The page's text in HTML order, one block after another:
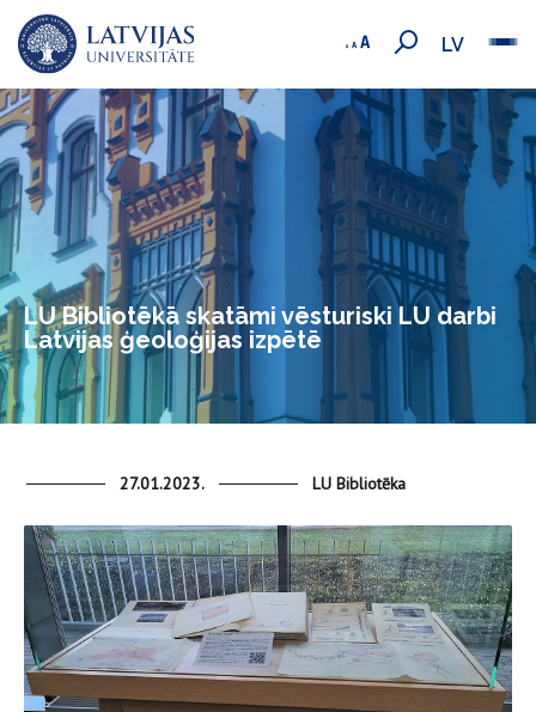
LV
LU Bibliotēkā skatāmi vēsturiski LU darbi
Latvijas ģeoloģijas izpētē
27.01.2023. LU Bibliotēka